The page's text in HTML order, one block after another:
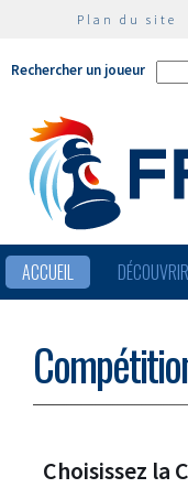
Plan du site
Rechercher un joueur
ACCUEIL DÉCOUVRIR
Choisissez la